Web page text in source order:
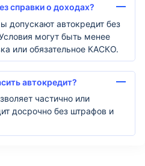
справки о доходах?
допускают автокредит без
могут быть менее
или обязательное КАСКО.
автокредит?
частично или
досрочно без штрафов и